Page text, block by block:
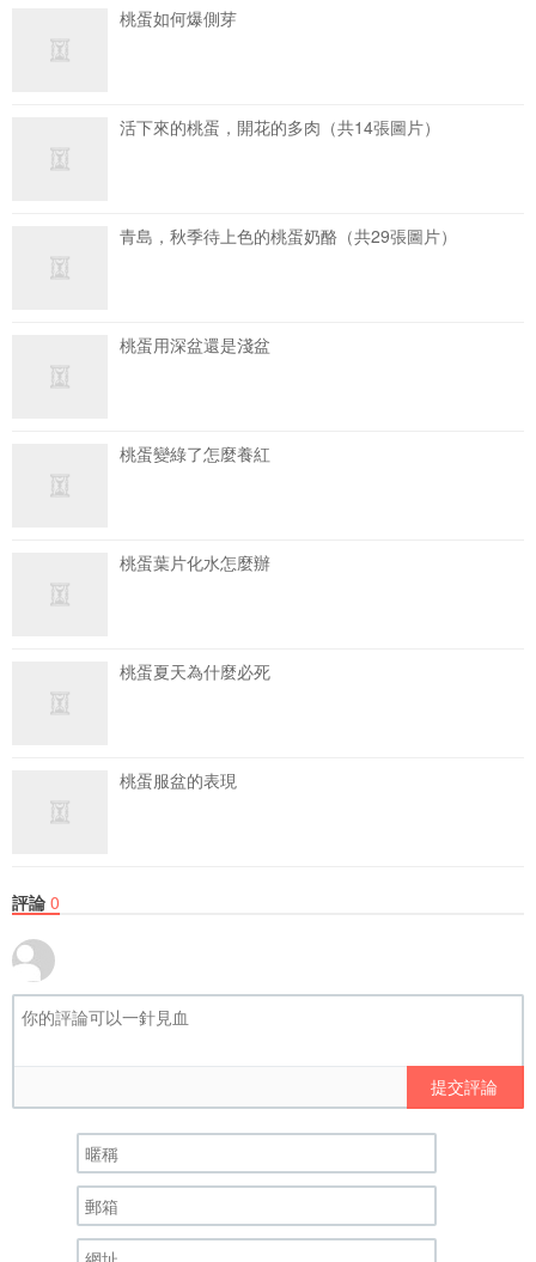
桃蛋如何爆側芽
活下來的桃蛋，開花的多肉（共14張圖片）
青島，秋季待上色的桃蛋奶酪（共29張圖片）
桃蛋用深盆還是淺盆
桃蛋變綠了怎麼養紅
桃蛋葉片化水怎麼辦
桃蛋夏天為什麼必死
桃蛋服盆的表現
評論 0
提交評論